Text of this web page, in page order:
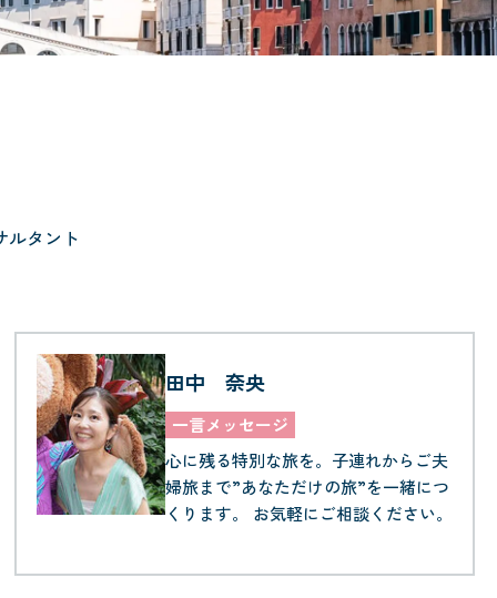
ルタント
田中 奈央
一言メッセージ
心に残る特別な旅を。子連れからご夫
婦旅まで”あなただけの旅”を一緒につ
くります。 お気軽にご相談ください。